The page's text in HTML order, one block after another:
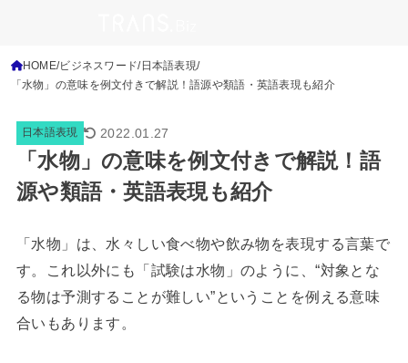
HOME ビジネスワード 日本語表現
「水物」の意味を例文付きで解説！語源や類語・英語表現も紹介
日本語表現 2022.01.27
「水物」の意味を例文付きで解説！語
源や類語・英語表現も紹介
「水物」は、水々しい食べ物や飲み物を表現する言葉で
す。これ以外にも「試験は水物」のように、“対象とな
る物は予測することが難しい”ということを例える意味
合いもあります。